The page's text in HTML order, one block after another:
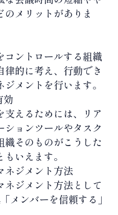
のメリットがありま
コントロールする組織
的に考え、行動でき
メントを行います。
効
支えるためには、リア
ョンツールやタスク
織そのものがこうした
いえます。
ネジメント方法
ネジメント方法として
メンバーを信頼する」